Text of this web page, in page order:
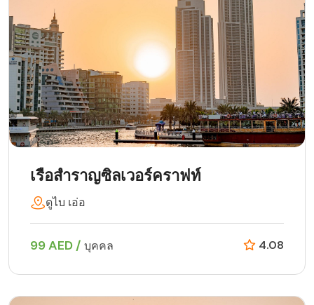
เรือสำราญซิลเวอร์คราฟท์
ดูไบ เอ่อ
99 AED / บุคคล 4.08